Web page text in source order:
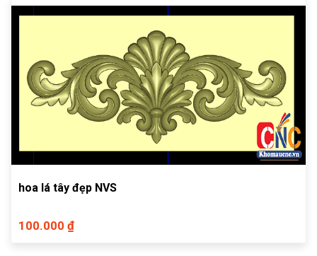
hoa lá tây đẹp NVS
100.000 ₫